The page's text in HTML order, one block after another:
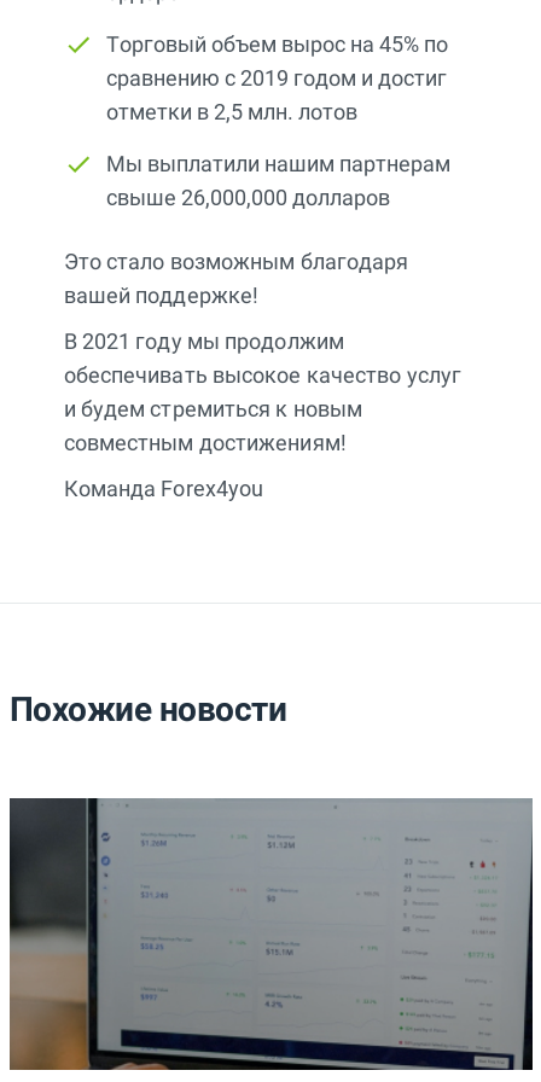
Торговый объем вырос на 45% по
сравнению с 2019 годом и достиг
отметки в 2,5 млн. лотов
Мы выплатили нашим партнерам
свыше 26,000,000 долларов
Это стало возможным благодаря
вашей поддержке!
В 2021 году мы продолжим
обеспечивать высокое качество услуг
и будем стремиться к новым
совместным достижениям!
Команда Forex4you
Похожие новости